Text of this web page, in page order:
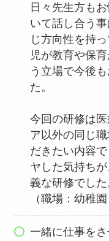
日々先生方も
いて話し合う
じ方向性を持
児が教育や保
う立場で今後
た。
今回の研修は
ア以外の同じ
だきたい内容
ヤした気持ち
義な研修でした
（職場：幼稚園
一緒に仕事を